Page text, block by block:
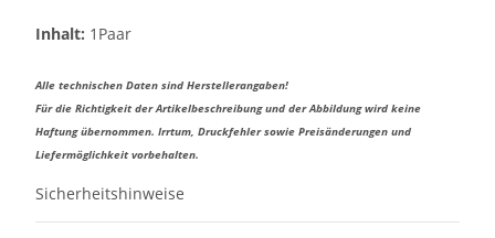
Inhalt: 1Paar
Alle technischen Daten sind Herstellerangaben!
Für die Richtigkeit der Artikelbeschreibung und der Abbildung wird keine
Haftung übernommen. Irrtum, Druckfehler sowie Preisänderungen und
Liefermöglichkeit vorbehalten.
Sicherheitshinweise